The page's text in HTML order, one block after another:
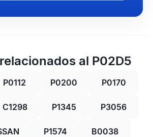
al P02D5
P0112 P0200 P0170
C1298 P1345 P3056
P1574 B0038